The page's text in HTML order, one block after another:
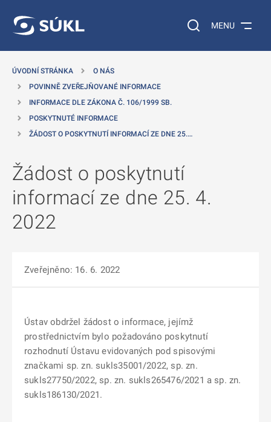
Vyhledávání na
MENU
ÚVODNÍ STRÁNKA
O NÁS
POVINNĚ ZVEŘEJŇOVANÉ INFORMACE
INFORMACE DLE ZÁKONA Č. 106/1999 SB.
POSKYTNUTÉ INFORMACE
ŽÁDOST O POSKYTNUTÍ INFORMACÍ ZE DNE 25.…
Žádost o poskytnutí
informací ze dne 25. 4.
2022
Zveřejněno: 16. 6. 2022
Ústav obdržel žádost o informace, jejímž
prostřednictvím bylo požadováno poskytnutí
rozhodnutí Ústavu evidovaných pod spisovými
značkami sp. zn. sukls35001/2022, sp. zn.
sukls27750/2022, sp. zn. sukls265476/2021 a sp. zn.
sukls186130/2021.